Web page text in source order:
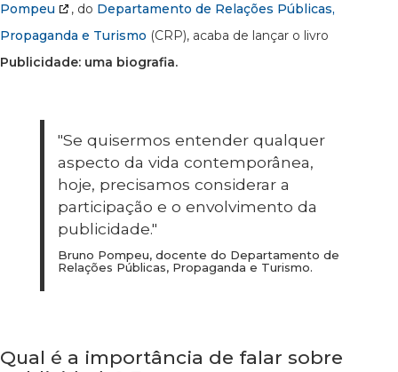
Pompeu
, do Departamento de Relações Públicas,
Propaganda e Turismo (CRP), acaba de lançar o livro
Publicidade: uma biografia.
"Se quisermos entender qualquer
aspecto da vida contemporânea,
hoje, precisamos considerar a
participação e o envolvimento da
publicidade."
Bruno Pompeu, docente do Departamento de
Relações Públicas, Propaganda e Turismo.
Qual é a importância de falar sobre